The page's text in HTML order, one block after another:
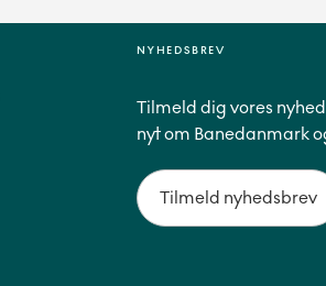
NYHEDSBREV
Tilmeld dig vores
nyt om Banedanmark
Tilmeld nyhedsbrev